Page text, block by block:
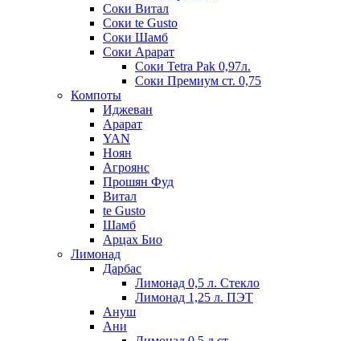
Соки Витал
Соки te Gusto
Соки Шамб
Соки Арарат
Соки Tetra Pak 0,97л.
Соки Премиум ст. 0,75
Компоты
Иджеван
Арарат
YAN
Ноян
Агроянс
Прошян Фуд
Витал
te Gusto
Шамб
Арцах Био
Лимонад
Дарбас
Лимонад 0,5 л. Стекло
Лимонад 1,25 л. ПЭТ
Ануш
Ани